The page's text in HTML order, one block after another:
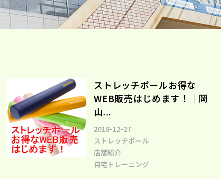
ストレッチポールお得な
WEB販売はじめます！｜岡
山...
2018-12-27
ストレッチポール
店舗紹介
自宅トレーニング